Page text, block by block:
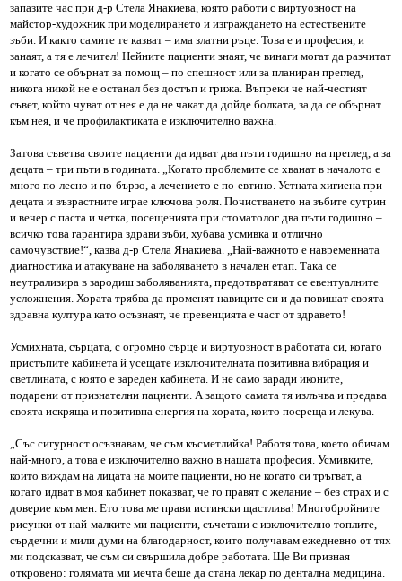
запазите час при д-р Стела Янакиева, която работи с виртуозност на
майстор-художник при моделирането и изграждането на естествените
зъби. И както самите те казват – има златни ръце. Това е и професия, и
занаят, а тя е лечител! Нейните пациенти знаят, че винаги могат да разчитат
и когато се обърнат за помощ – по спешност или за планиран преглед,
никога никой не е останал без достъп и грижа. Въпреки че най-честият
съвет, който чуват от нея е да не чакат да дойде болката, за да се обърнат
към нея, и че профилактиката е изключително важна.
Затова съветва своите пациенти да идват два пъти годишно на преглед, а за
децата – три пъти в годината. „Когато проблемите се хванат в началото е
много по-лесно и по-бързо, а лечението е по-евтино. Устната хигиена при
децата и възрастните играе ключова роля. Почистването на зъбите сутрин
и вечер с паста и четка, посещенията при стоматолог два пъти годишно –
всичко това гарантира здрави зъби, хубава усмивка и отлично
самочувствие!“, казва д-р Стела Янакиева. „Най-важното е навременната
диагностика и атакуване на заболяването в начален етап. Така се
неутрализира в зародиш заболяванията, предотвратяват се евентуалните
усложнения. Хората трябва да променят навиците си и да повишат своята
здравна култура като осъзнаят, че превенцията е част от здравето!
Усмихната, сърцата, с огромно сърце и виртуозност в работата си, когато
пристъпите кабинета й усещате изключителната позитивна вибрация и
светлината, с която е зареден кабинета. И не само заради иконите,
подарени от признателни пациенти. А защото самата тя излъчва и предава
своята искряща и позитивна енергия на хората, които посреща и лекува.
„Със сигурност осъзнавам, че съм късметлийка! Работя това, което обичам
най-много, а това е изключително важно в нашата професия. Усмивките,
които виждам на лицата на моите пациенти, но не когато си тръгват, а
когато идват в моя кабинет показват, че го правят с желание – без страх и с
доверие към мен. Ето това ме прави истински щастлива! Многобройните
рисунки от най-малките ми пациенти, съчетани с изключително топлите,
сърдечни и мили думи на благодарност, които получавам ежедневно от тях
ми подсказват, че съм си свършила добре работата. Ще Ви призная
откровено: голямата ми мечта беше да стана лекар по дентална медицина.